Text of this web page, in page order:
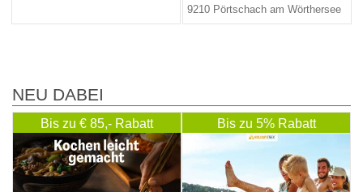
9210 Pörtschach am Wörthersee
NEU DABEI
Bis zu € 85,- Rabatt Bis zu 5% Rabatt